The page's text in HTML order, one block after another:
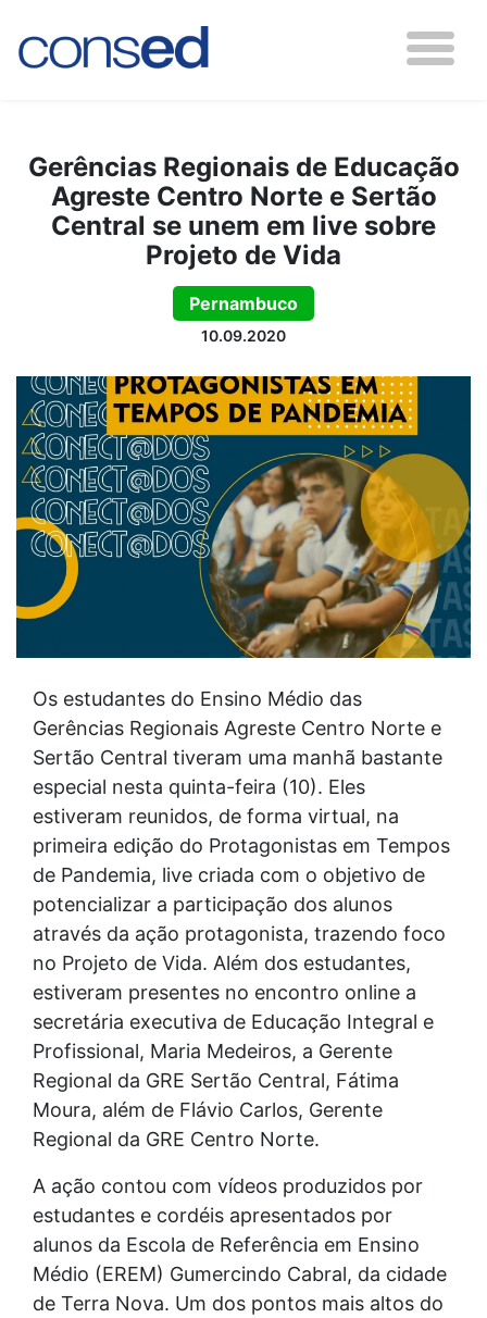
Gerências Regionais de Educação
Agreste Centro Norte e Sertão
Central se unem em live sobre
Projeto de Vida
Pernambuco
10.09.2020
Os estudantes do Ensino Médio das
Gerências Regionais Agreste Centro Norte e
Sertão Central tiveram uma manhã bastante
especial nesta quinta-feira (10). Eles
estiveram reunidos, de forma virtual, na
primeira edição do Protagonistas em Tempos
de Pandemia, live criada com o objetivo de
potencializar a participação dos alunos
através da ação protagonista, trazendo foco
no Projeto de Vida. Além dos estudantes,
estiveram presentes no encontro online a
secretária executiva de Educação Integral e
Profissional, Maria Medeiros, a Gerente
Regional da GRE Sertão Central, Fátima
Moura, além de Flávio Carlos, Gerente
Regional da GRE Centro Norte.
A ação contou com vídeos produzidos por
estudantes e cordéis apresentados por
alunos da Escola de Referência em Ensino
Médio (EREM) Gumercindo Cabral, da cidade
de Terra Nova. Um dos pontos mais altos do